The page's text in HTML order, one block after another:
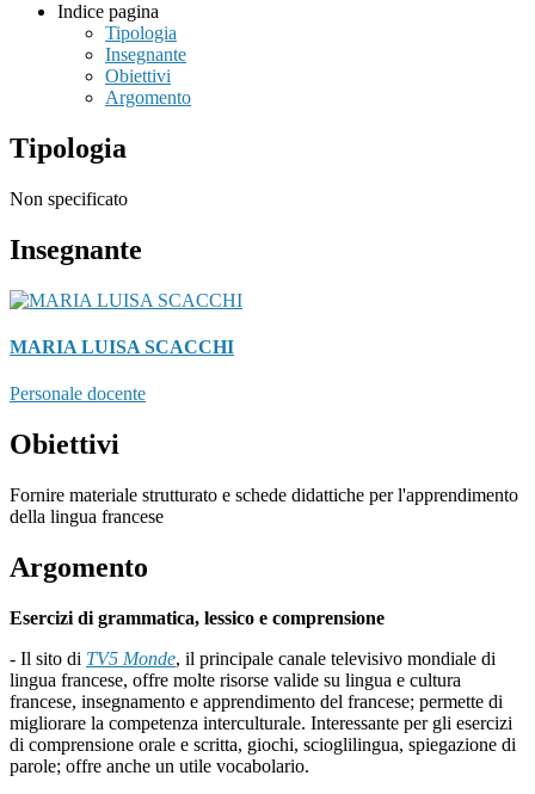
Indice pagina
Tipologia
Insegnante
Obiettivi
Argomento
Tipologia
Non specificato
Insegnante
MARIA LUISA SCACCHI
Personale docente
Obiettivi
Fornire materiale strutturato e schede didattiche per l'apprendimento
della lingua francese
Argomento
Esercizi di grammatica, lessico e comprensione
- Il sito di TV5 Monde, il principale canale televisivo mondiale di
lingua francese, offre molte risorse valide su lingua e cultura
francese, insegnamento e apprendimento del francese; permette di
migliorare la competenza interculturale. Interessante per gli esercizi
di comprensione orale e scritta, giochi, scioglilingua, spiegazione di
parole; offre anche un utile vocabolario.